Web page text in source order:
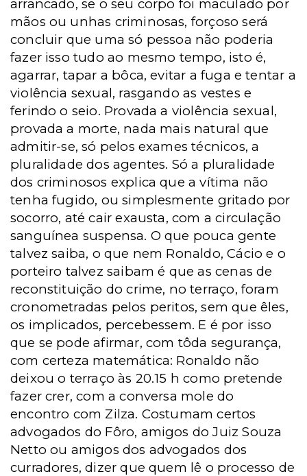
arrancado, se o seu corpo foi maculado por
mãos ou unhas criminosas, forçoso será
concluir que uma só pessoa não poderia
fazer isso tudo ao mesmo tempo, isto é,
agarrar, tapar a bôca, evitar a fuga e tentar a
violência sexual, rasgando as vestes e
ferindo o seio. Provada a violência sexual,
provada a morte, nada mais natural que
admitir-se, só pelos exames técnicos, a
pluralidade dos agentes. Só a pluralidade
dos criminosos explica que a vítima não
tenha fugido, ou simplesmente gritado por
socorro, até cair exausta, com a circulação
sanguínea suspensa. O que pouca gente
talvez saiba, o que nem Ronaldo, Cácio e o
porteiro talvez saibam é que as cenas de
reconstituição do crime, no terraço, foram
cronometradas pelos peritos, sem que êles,
os implicados, percebessem. E é por isso
que se pode afirmar, com tôda segurança,
com certeza matemática: Ronaldo não
deixou o terraço às 20.15 h como pretende
fazer crer, com a conversa mole do
encontro com Zilza. Costumam certos
advogados do Fôro, amigos do Juiz Souza
Netto ou amigos dos advogados dos
curradores, dizer que quem lê o processo de